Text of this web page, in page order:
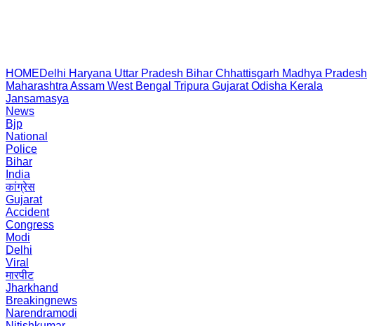
HOMEDelhi Haryana Uttar Pradesh Bihar Chhattisgarh Madhya Pradesh
Maharashtra Assam West Bengal Tripura Gujarat Odisha Kerala
Jansamasya
News
Bjp
National
Police
Bihar
India
कांग्रेस
Gujarat
Accident
Congress
Modi
Delhi
Viral
मारपीट
Jharkhand
Breakingnews
Narendramodi